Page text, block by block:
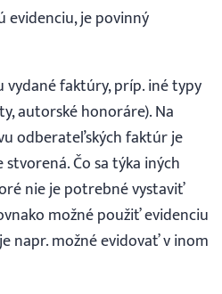
evidenciu, je povinný
vydané faktúry, príp. iné typy
autorské honoráre). Na
odberateľských faktúr je
Čo sa týka iných
nie je potrebné vystaviť
možné použiť evidenciu
napr. možné evidovať v inom